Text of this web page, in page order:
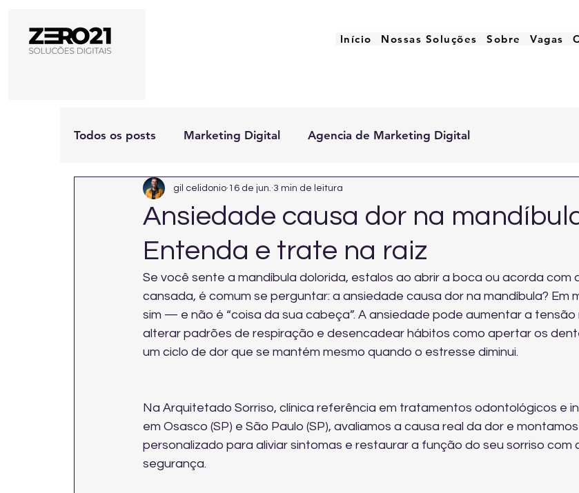
Início Nossas Soluções Sobre Vagas
Todos os posts Marketing Digital Agencia de Marketing Digital
Ansiedade causa dor na
Entenda e trate na raiz
gil celidonio 16 de jun. 3 min de leitura
Se você sente a mandíbula dolorida, estalos ao abrir a boca ou acorda com
cansada, é comum se perguntar: a ansiedade causa dor na mandíbula? Em
sim — e não é “coisa da sua cabeça”. A ansiedade pode aumentar a tensão
alterar padrões de respiração e desencadear hábitos como apertar os
um ciclo de dor que se mantém mesmo quando o estresse diminui.
Na Arquitetado Sorriso, clínica referência em tratamentos odontológicos e
em Osasco (SP) e São Paulo (SP), avaliamos a causa real da dor e
personalizado para aliviar sintomas e restaurar a função do seu sorriso com
segurança.